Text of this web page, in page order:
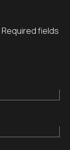
Required fields